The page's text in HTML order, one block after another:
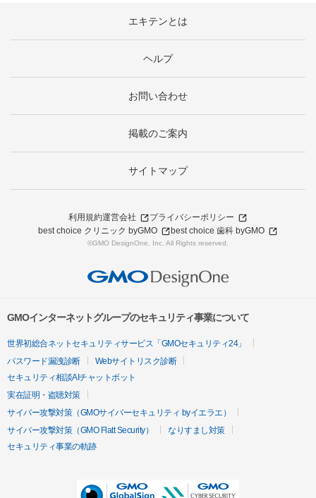
エキテンとは
ヘルプ
お問い合わせ
掲載のご案内
サイトマップ
利用規約運営会社
プライバシーポリシー
best choice クリニック byGMO
best choice 歯科 byGMO
©GMO DesignOne, Inc. All Rights reserved.
GMOインターネットグループのセキュリティ事業について
世界初総合ネットセキュリティサービス「GMOセキュリティ24」
パスワード漏洩診断
Webサイトリスク診断
セキュリティ相談AIチャットボット
実在証明・盗聴対策
サイバー攻撃対策（GMOサイバーセキュリティ byイエラエ）
サイバー攻撃対策（GMO Flatt Security）
なりすまし対策
セキュリティ事業の軌跡